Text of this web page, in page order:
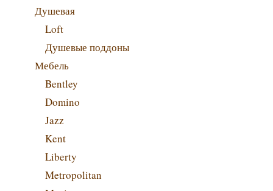
Душевая
Loft
Душевые поддоны
Мебель
Bentley
Domino
Jazz
Kent
Liberty
Metropolitan